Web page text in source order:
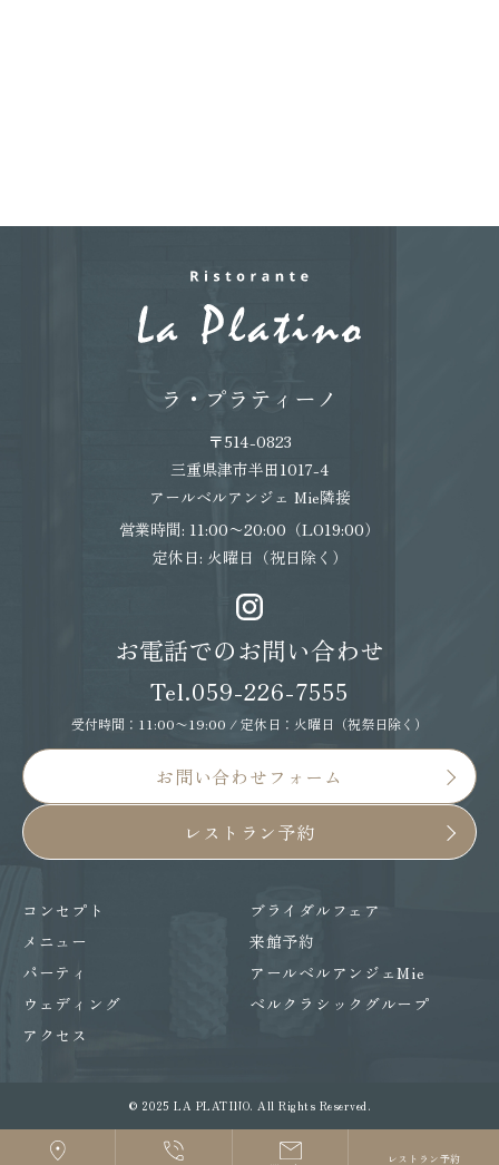
ラ・プラティーノ
〒514-0823
三重県津市半田1017-4
アールベルアンジェ Mie隣接
営業時間: 11:00〜20:00（LO19:00）
定休日: 火曜日（祝日除く）
お電話でのお問い合わせ
Tel.059-226-7555
受付時間：11:00〜19:00 / 定休日：火曜日（祝祭日除く）
お問い合わせフォーム
レストラン予約
コンセプト
メニュー
パーティ
ウェディング
アクセス
ブライダルフェア
来館予約
アールベルアンジェMie
ベルクラシックグループ
© 2025 LA PLATINO. All Rights Reserved.
レストラン予約